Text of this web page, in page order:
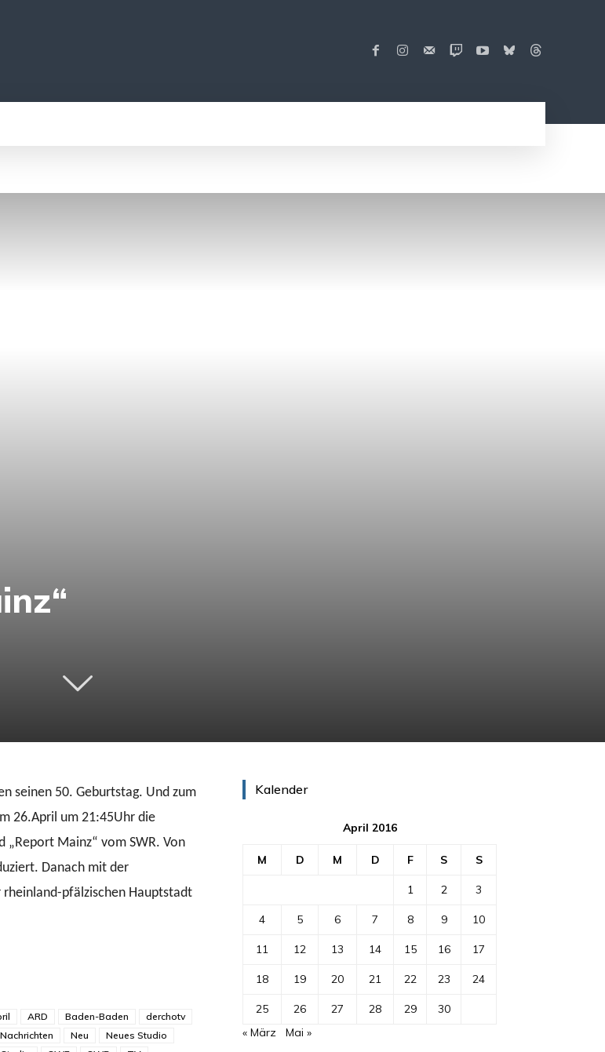
seinen 50. Geburtstag. Und zum
26.April um 21:45Uhr die
„Report Mainz“ vom SWR. Von
Danach mit der
rheinland-pfälzischen Hauptstadt
ARD Baden-Baden
derchotv
Nachrichten Neu
Neues Studio
Kalender
April 2016
M D M D F S S
1 2 3
4 5 6 7 8 9 10
11 12 13 14 15 16 17
18 19 20 21 22 23 24
25 26 27 28 29
30
« März
Mai »